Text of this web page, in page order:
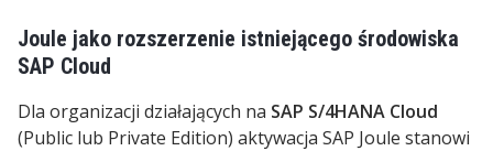
Joule jako rozszerzenie istniejącego środowiska
SAP Cloud
Dla organizacji działających na SAP S/4HANA Cloud
(Public lub Private Edition) aktywacja SAP Joule stanowi